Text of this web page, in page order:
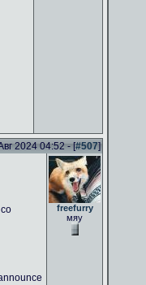
2024 04:52 - [#507]
freefurry
мяу